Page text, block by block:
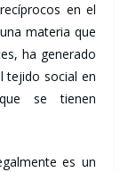
en el
materia que
ha generado
tejido social en
se tienen
es un